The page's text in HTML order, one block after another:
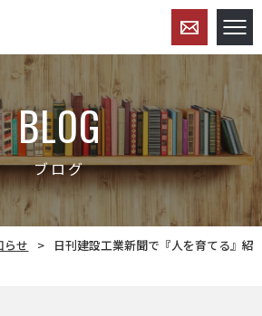
BLOG
ブログ
らせ
日刊建設工業新聞で『人を育てる』紹